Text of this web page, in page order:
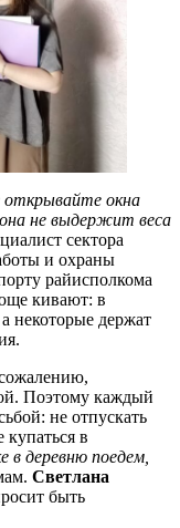
окна
не выдержит веса
сектора
и охраны
райисполкома
кивают: в
некоторые держат
Поэтому каждый
не отпускать
купаться в
в деревню поедем,
Светлана
быть